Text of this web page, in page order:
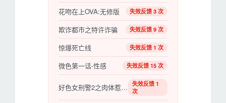
花吻在上OVA:无修版 失效反馈 3 次
欺诈都市之特许诈骗 失效反馈 9 次
惊爆死亡线 失效反馈 1 次
微色第一话-性感 失效反馈 15 次
好色女刑警2之肉体惹的祸
失效反馈 1
次